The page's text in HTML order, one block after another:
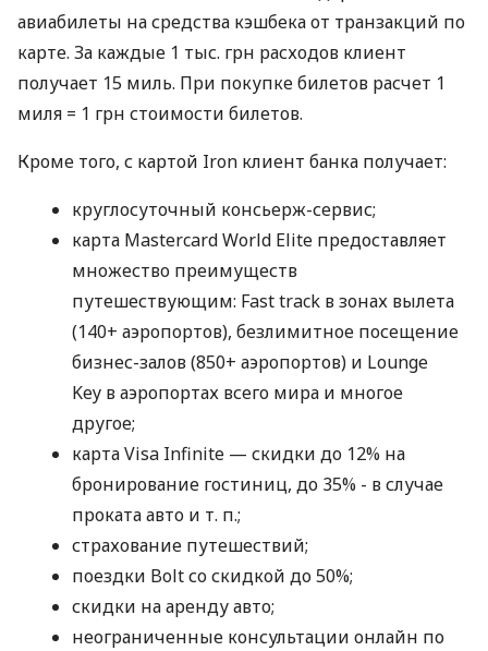
авиабилеты на средства кэшбека от транзакций по
карте. За каждые 1 тыс. грн расходов клиент
получает 15 миль. При покупке билетов расчет 1
миля = 1 грн стоимости билетов.
Кроме того, с картой Iron клиент банка получает:
круглосуточный консьерж-сервис;
карта Mastercard World Elite предоставляет
множество преимуществ
путешествующим: Fast track в зонах вылета
(140+ аэропортов), безлимитное посещение
бизнес-залов (850+ аэропортов) и Lounge
Key в аэропортах всего мира и многое
другое;
карта Visa Infinite — скидки до 12% на
бронирование гостиниц, до 35% - в случае
проката авто и т. п.;
страхование путешествий;
поездки Bolt со скидкой до 50%;
скидки на аренду авто;
неограниченные консультации онлайн по